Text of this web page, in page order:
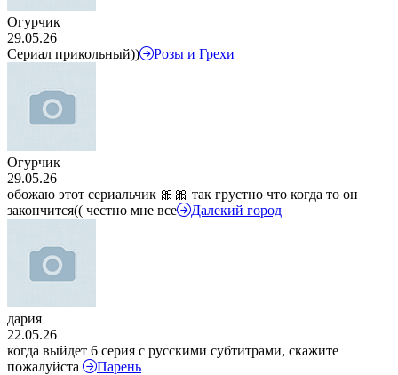
Огурчик
29.05.26
Сериал прикольный))
Розы и Грехи
Огурчик
29.05.26
обожаю этот сериальчик 🎀🎀 так грустно что когда то он
закончится(( честно мне все
Далекий город
дария
22.05.26
когда выйдет 6 серия с русскими субтитрами, скажите
пожалуйста
Парень